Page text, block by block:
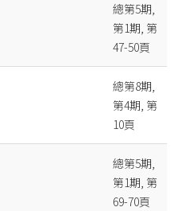
總第5期,
第1期, 第
47-50頁
總第8期,
第4期, 第
10頁
總第5期,
第1期, 第
69-70頁